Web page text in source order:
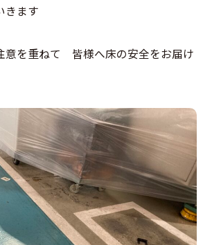
きます
意を重ねて 皆様へ床の安全をお届け